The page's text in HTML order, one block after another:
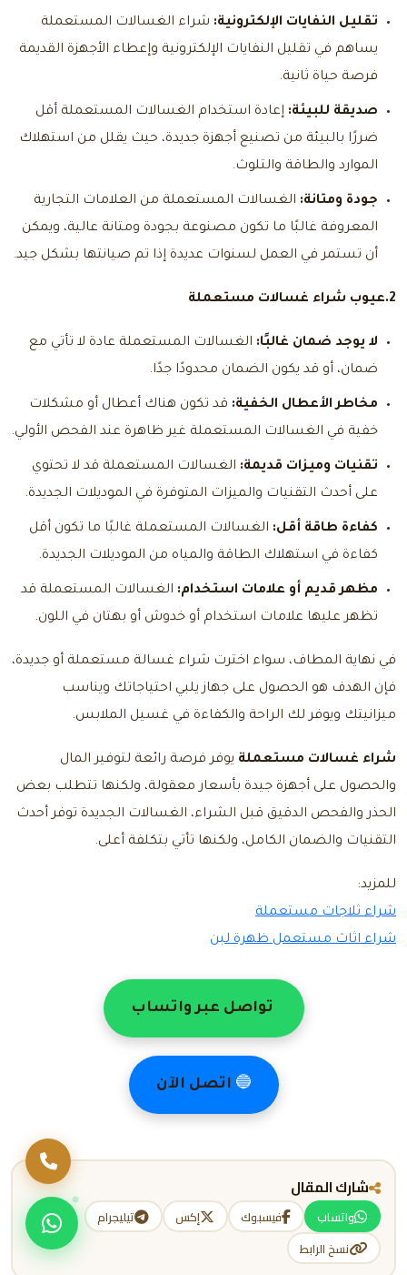
تقليل النفايات الإلكترونية: شراء الغسالات المستعملة
يساهم في تقليل النفايات الإلكترونية وإعطاء الأجهزة القديمة
فرصة حياة ثانية.
صديقة للبيئة: إعادة استخدام الغسالات المستعملة أقل
ضررًا بالبيئة من تصنيع أجهزة جديدة، حيث يقلل من استهلاك
الموارد والطاقة والتلوث.
جودة ومتانة: الغسالات المستعملة من العلامات التجارية
المعروفة غالبًا ما تكون مصنوعة بجودة ومتانة عالية، ويمكن
أن تستمر في العمل لسنوات عديدة إذا تم صيانتها بشكل جيد.
2.عيوب شراء غسالات مستعملة
لا يوجد ضمان غالبًا: الغسالات المستعملة عادة لا تأتي مع
ضمان، أو قد يكون الضمان محدودًا جدًا.
مخاطر الأعطال الخفية: قد تكون هناك أعطال أو مشكلات
خفية في الغسالات المستعملة غير ظاهرة عند الفحص الأولي.
تقنيات وميزات قديمة: الغسالات المستعملة قد لا تحتوي
على أحدث التقنيات والميزات المتوفرة في الموديلات الجديدة.
كفاءة طاقة أقل: الغسالات المستعملة غالبًا ما تكون أقل
كفاءة في استهلاك الطاقة والمياه من الموديلات الجديدة.
مظهر قديم أو علامات استخدام: الغسالات المستعملة قد
تظهر عليها علامات استخدام أو خدوش أو بهتان في اللون.
في نهاية المطاف، سواء اخترت شراء غسالة مستعملة أو جديدة،
فإن الهدف هو الحصول على جهاز يلبي احتياجاتك ويناسب
ميزانيتك ويوفر لك الراحة والكفاءة في غسيل الملابس.
شراء غسالات مستعملة يوفر فرصة رائعة لتوفير المال
والحصول على أجهزة جيدة بأسعار معقولة، ولكنها تتطلب بعض
الحذر والفحص الدقيق قبل الشراء، الغسالات الجديدة توفر أحدث
التقنيات والضمان الكامل، ولكنها تأتي بتكلفة أعلى.
للمزيد:
شراء ثلاجات مستعملة
شراء اثاث مستعمل ظهرة لبن
تواصل عبر واتساب
🔵 اتصل الآن
شارك المقال
واتساب فيسبوك إكس
تيليجرام
نسخ الرابط
تواصل عبر
اتصل بنا